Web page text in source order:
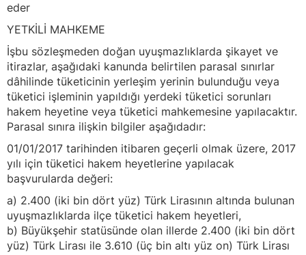
eder
YETKİLİ MAHKEME
İşbu sözleşmeden doğan uyuşmazlıklarda şikayet ve
itirazlar, aşağıdaki kanunda belirtilen parasal sınırlar
dâhilinde tüketicinin yerleşim yerinin bulunduğu veya
tüketici işleminin yapıldığı yerdeki tüketici sorunları
hakem heyetine veya tüketici mahkemesine yapılacaktır.
Parasal sınıra ilişkin bilgiler aşağıdadır:
01/01/2017 tarihinden itibaren geçerli olmak üzere, 2017
yılı için tüketici hakem heyetlerine yapılacak
başvurularda değeri:
a) 2.400 (iki bin dört yüz) Türk Lirasının altında bulunan
uyuşmazlıklarda ilçe tüketici hakem heyetleri,
b) Büyükşehir statüsünde olan illerde 2.400 (iki bin dört
yüz) Türk Lirası ile 3.610 (üç bin altı yüz on) Türk Lirası